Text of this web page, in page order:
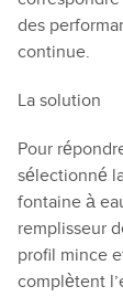
des
continue.
La solution
Pour
sélectionné
fontaine à
remplisseur
profil mince
complètent